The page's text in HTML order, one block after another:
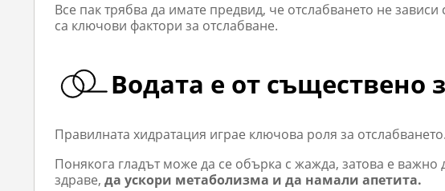
Все пак трябва да имате предвид, че отслабването не
са ключови фактори за отслабване.
Водата е от съществено
Правилната хидратация играе ключова роля за отслабването.
Понякога гладът може да се обърка с жажда, затова е
здраве,да ускори метаболизма и да намали апетита.